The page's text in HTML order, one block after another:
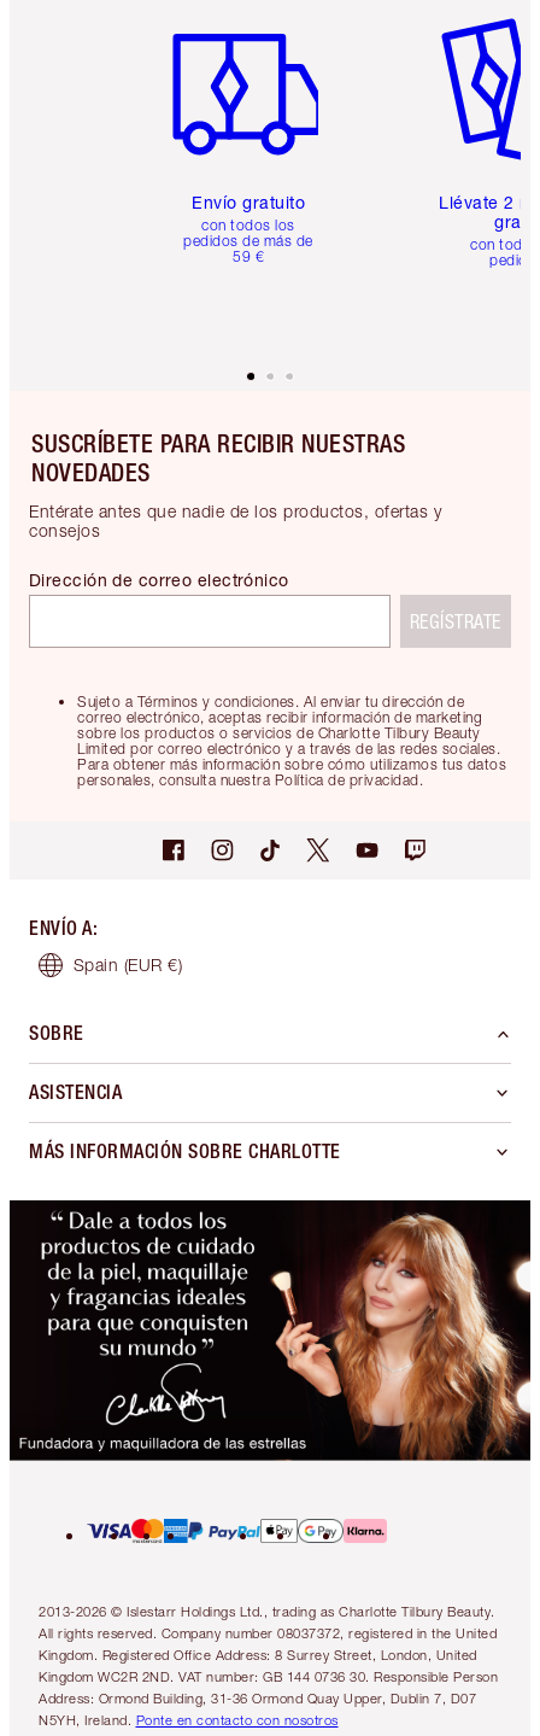
Envío gratuito
con todos los
pedidos de más de
59 €
Llévate 2
gratis
con
SUSCRÍBETE PARA RECIBIR NUESTRAS
NOVEDADES
Entérate antes que nadie de los productos, ofertas y
consejos
Sujeto a Términos y condiciones. Al enviar tu dirección de
correo electrónico, aceptas recibir información de marketing
sobre los productos o servicios de Charlotte Tilbury Beauty
Limited por correo electrónico y a través de las redes sociales.
Para obtener más información sobre cómo utilizamos tus datos
personales, consulta nuestra Política de privacidad.
Dirección de correo electrónico
REGÍSTRATE
ENVÍO A:
Spain (EUR €)
SOBRE
ASISTENCIA
MÁS INFORMACIÓN SOBRE CHARLOTTE
2013-2026 © Islestarr Holdings Ltd., trading as Charlotte Tilbury Beauty.
All rights reserved. Company number 08037372, registered in the United
Kingdom. Registered Office Address: 8 Surrey Street, London, United
Kingdom WC2R 2ND. VAT number: GB 144 0736 30. Responsible Person
Address: Ormond Building, 31-36 Ormond Quay Upper, Dublin 7, D07
N5YH, Ireland. Ponte en contacto con nosotros